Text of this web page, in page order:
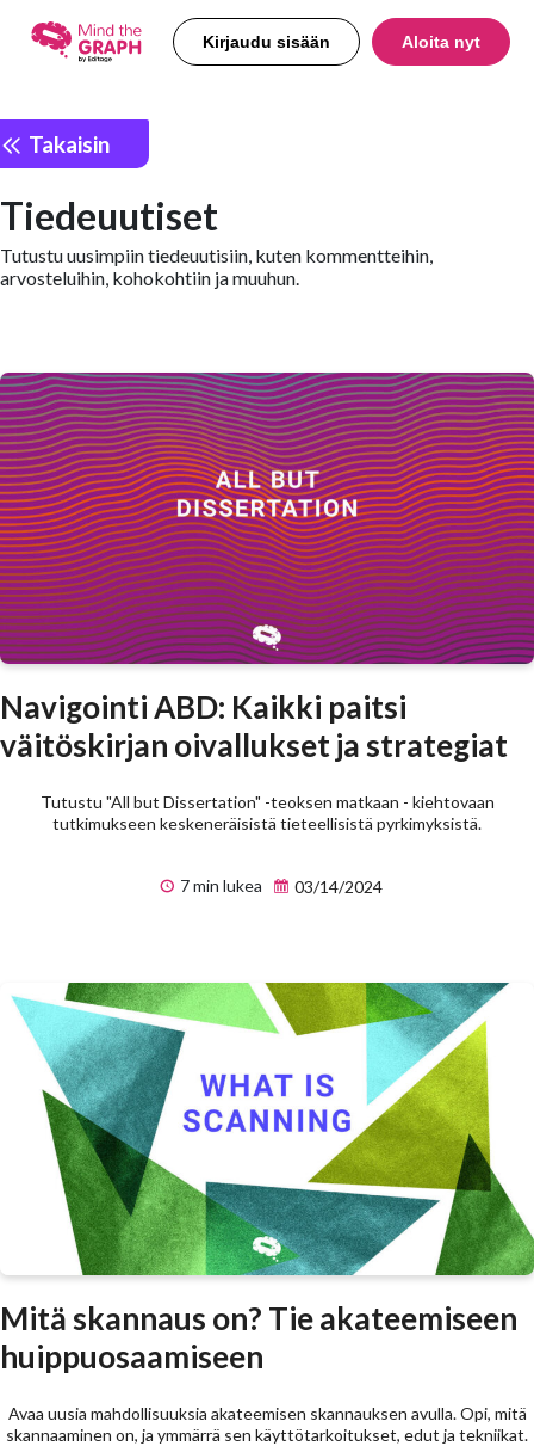
Kirjaudu sisään Aloita nyt
Takaisin
Tiedeuutiset
Tutustu uusimpiin tiedeuutisiin, kuten kommentteihin,
arvosteluihin, kohokohtiin ja muuhun.
Navigointi ABD: Kaikki paitsi
väitöskirjan oivallukset ja strategiat
Tutustu "All but Dissertation" -teoksen matkaan - kiehtovaan
tutkimukseen keskeneräisistä tieteellisistä pyrkimyksistä.
7 min lukea 03/14/2024
Mitä skannaus on? Tie akateemiseen
huippuosaamiseen
Avaa uusia mahdollisuuksia akateemisen skannauksen avulla. Opi, mitä
skannaaminen on, ja ymmärrä sen käyttötarkoitukset, edut ja tekniikat.